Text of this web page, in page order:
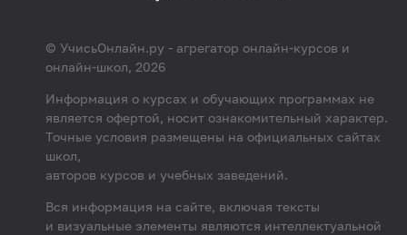
© УчисьОнлайн.ру - агрегатор онлайн-курсов и
онлайн-школ, 2026
Информация о курсах и обучающих программах не
является офертой, носит ознакомительный характер.
Точные условия размещены на официальных сайтах
школ,
авторов курсов и учебных заведений.
Вся информация на сайте, включая тексты
и визуальные элементы являются интеллектуальной